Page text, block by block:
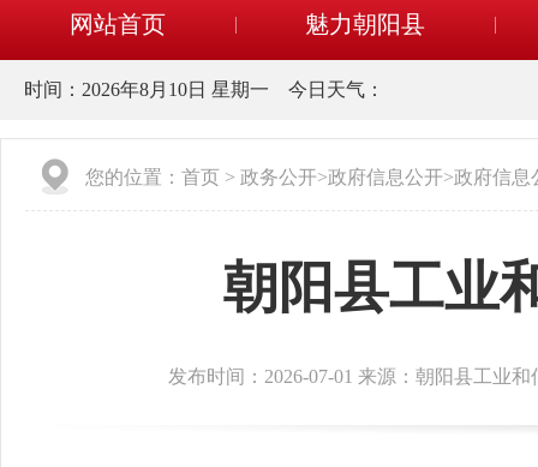
网站首页 魅力朝阳县
时间： 2026年8月10日 星期一 今日天气：
您的位置： 首页 > 政务公开>政府信息公开>政府信息
朝阳县工业
发布时间：2026-07-01 来源：朝阳县工业和